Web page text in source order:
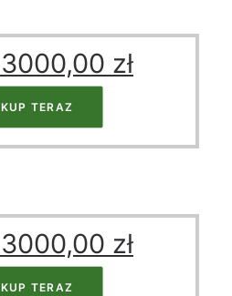
3000,00 zł
KUP TERAZ
3000,00 zł
KUP TERAZ